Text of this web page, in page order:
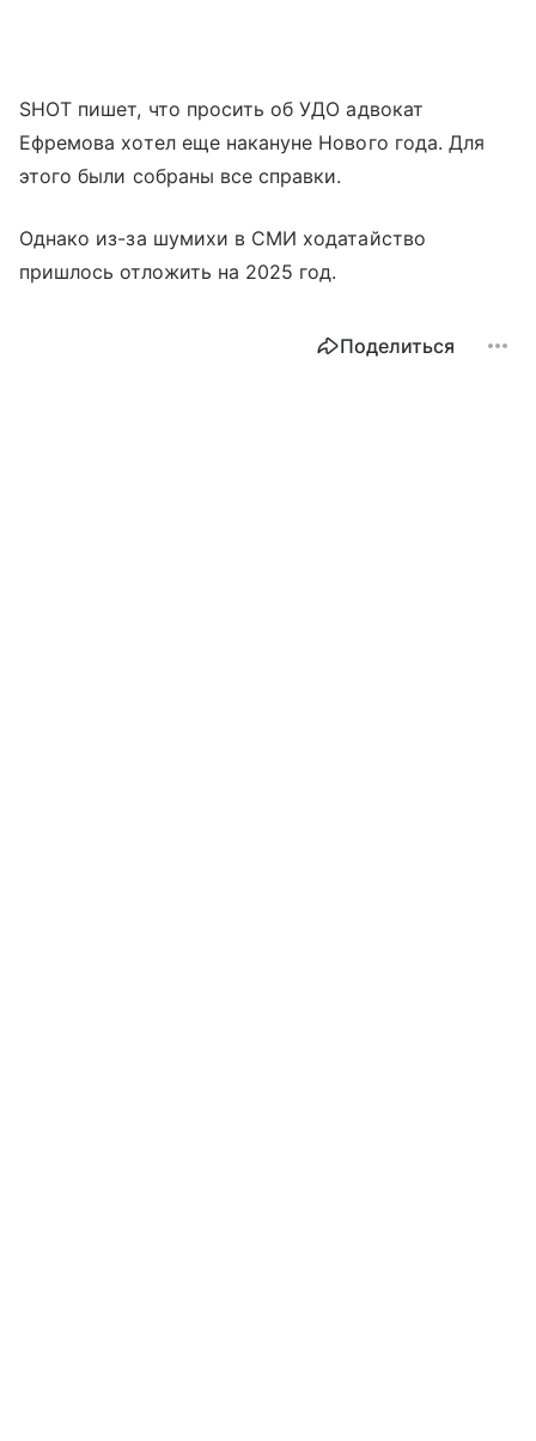
SHOT пишет, что просить об УДО адвокат
Ефремова хотел еще накануне Нового года. Для
этого были собраны все справки.
Однако из-за шумихи в СМИ ходатайство
пришлось отложить на 2025 год.
Поделиться